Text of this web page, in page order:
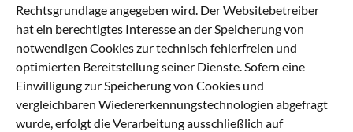
Rechtsgrundlage angegeben wird. Der Websitebetreiber
hat ein berechtigtes Interesse an der Speicherung von
notwendigen Cookies zur technisch fehlerfreien und
optimierten Bereitstellung seiner Dienste. Sofern eine
Einwilligung zur Speicherung von Cookies und
vergleichbaren Wiedererkennungstechnologien abgefragt
wurde, erfolgt die Verarbeitung ausschließlich auf